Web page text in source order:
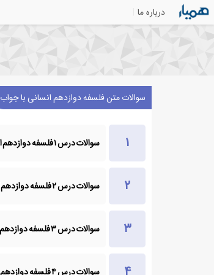
درباره ما
سوالات متن فلسفه دوازدهم انسانی با جواب
سوالات درس ۱ فلسفه دوازدهم انسانی
سوالات درس ۲ فلسفه دوازدهم انسانی
سوالات درس ۳ فلسفه دوازدهم انسانی
سوالات درس ۴ فلسفه دوازدهم انسانی